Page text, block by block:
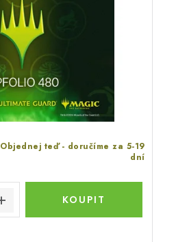
Objednej teď - doručíme za 5-19
dní